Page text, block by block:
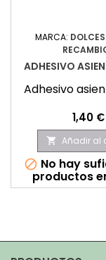
MARCA:
ADHESIVO
Adhesivo
Precio
1,40 €
 Añadir al
 No hay
productos